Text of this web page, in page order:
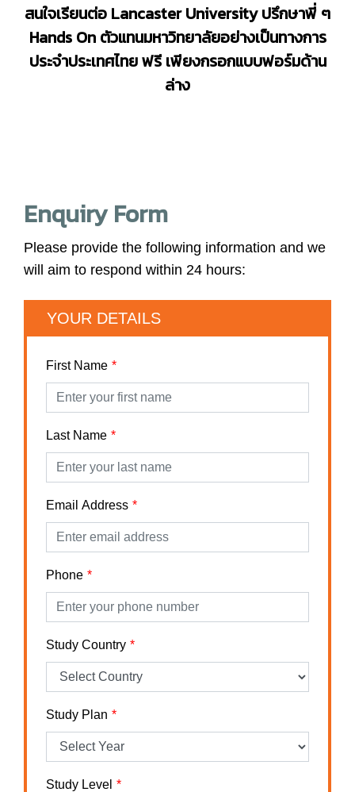
สนใจเรียนต่อ Lancaster Universityปรึกษาพี่ ๆ
Hands On ตัวแทนมหาวิทยาลัยอย่างเป็นทางการ
ประจำประเทศไทย ฟรี เพียงกรอกแบบฟอร์มด้าน
ล่าง
Enquiry Form
Please provide the following information and we
will aim to respond within 24 hours:
YOUR DETAILS
First Name
Last Name
Email Address
Phone
Study Country
Study Plan
Study Level